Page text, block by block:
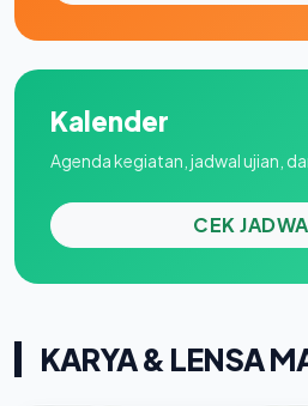
Kalender
Agenda kegiatan, jadwal ujian,
CEK
KARYA & LENSA